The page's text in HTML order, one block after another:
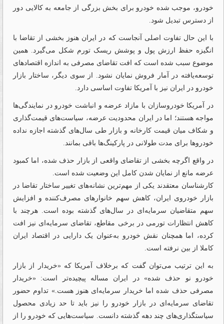
خودرو، موجب شده خودرو برای بخش بزرگی از جامعه به کالایی دور
از دسترس تبدیل شود.
با این حال تفاوت اصلی آنجاست که در ایران هنوز بخشی از تقاضا با
انگیزه حفظ ارزش پول و پوشش ریسک تورم شکل می‌گیرد. همین
موضوع سبب شده است که افت تقاضای مصرفی به اندازه اقتصادهای
توسعه‌یافته در آمار فروش نمایان نشود. از سوی دیگر، ساختار بازار
خودرو در ایران نیز با آمریکا تفاوت اساسی دارد.
در آمریکا خودروسازان با مازاد عرضه و انباشت خودرو در نمایندگی‌ها
مواجه هستند؛ اما در ایران محدودیت عرضه، سیاست‌های قیمت‌گذاری
و شکاف میان قیمت کارخانه و بازار طی سال‌های گذشته اجازه نداده
خودروها برای مدت طولانی در پارکینگ‌ها باقی بمانند.
در واقع اگرچه بخشی از تقاضای واقعی از بازار حذف شده، اما کمبود
عرضه مانع از نمایان شدن کامل این وضعیت شده است.
کارشناسان معتقدند یکی از مهم‌ترین نشانه‌های تغییر ساختار تقاضا در
بازار خودروی ایران، کاهش سهم خانوارهای مصرف‌کننده و افزایش
سهم متقاضیان سرمایه‌ای در سال‌های گذشته بوده است. هرچند با
کاهش انتظارات تورمی در برخی مقاطع، تقاضای سرمایه‌ای نیز افت
کرده، اما همچنان نقش خودرو به‌عنوان یک دارایی در اقتصاد ایران
کاملا از بین نرفته است.
به این ترتیب می‌توان گفت که برخلاف آمریکا که «خریدار از بازار
خودرو نو حذف شده» در ایران مساله پیچیده‌تر است: «خریدار
مصرفی حذف شده اما خریدار سرمایه‌ای هنوز هست.» تداوم حضور
تقاضای سرمایه‌ای در بازار خودرو را نیز باید تا حد زیادی محصول
سیاستگذاری‌های چند دهه گذشته دانست. سیاست‌هایی که خودرو را از